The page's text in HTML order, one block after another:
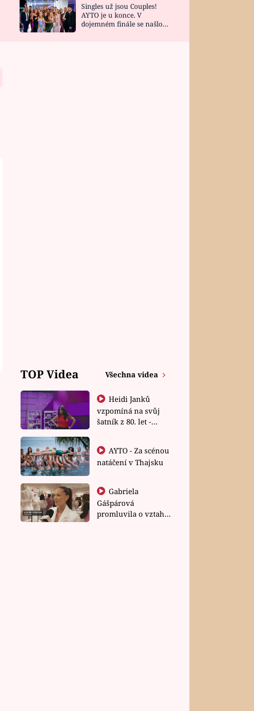
Singles už jsou Couples!
AYTO je u konce. V
dojemném finále se našlo
TOP Videa Všechna videa
Heidi Janků
vzpomíná na svůj
šatník z 80. let -
natáčení v Thajsku
Gabriela
Gášpárová
promluvila o vztahu